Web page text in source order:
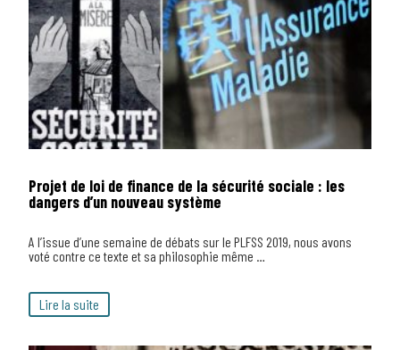
Projet de loi de finance de la sécurité sociale : les
dangers d’un nouveau système
A l’issue d’une semaine de débats sur le PLFSS 2019, nous avons
voté contre ce texte et sa philosophie même …
Lire la suite